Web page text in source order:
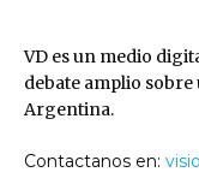
VD es un medio
debate amplio
Argentina.
Contactanos en: